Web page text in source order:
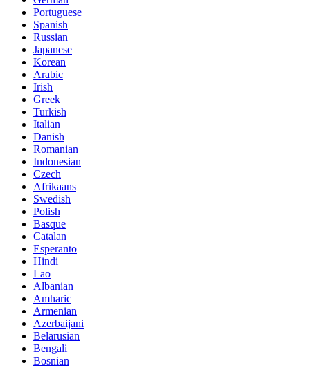
Portuguese
Spanish
Russian
Japanese
Korean
Arabic
Irish
Greek
Turkish
Italian
Danish
Romanian
Indonesian
Czech
Afrikaans
Swedish
Polish
Basque
Catalan
Esperanto
Hindi
Lao
Albanian
Amharic
Armenian
Azerbaijani
Belarusian
Bengali
Bosnian